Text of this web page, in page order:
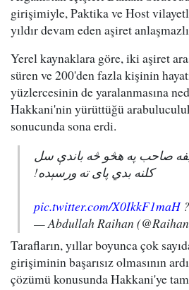
girişimiyle, Paktika ve Host
yıldır devam eden aşiret
Yerel kaynaklara göre, iki aşiret
süren ve 200'den fazla kişinin
yüzlercesinin de yaralanmasına
Hakkani'nin yürüttüğü
sonucunda sona erdi.
صاحب په هڅو څه باندې سل
کلنه بدي پای ته ورسېده!
pic.twitter.com/X0IkkF1maH
— Abdullah Raihan
Tarafların, yıllar boyunca çok
girişiminin başarısız olmasının
çözümü konusunda Hakkani'ye